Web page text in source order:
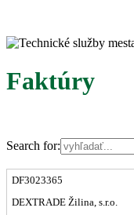
Faktúry
Search for:
DF3023365
DEXTRADE Žilina, s.r.o.